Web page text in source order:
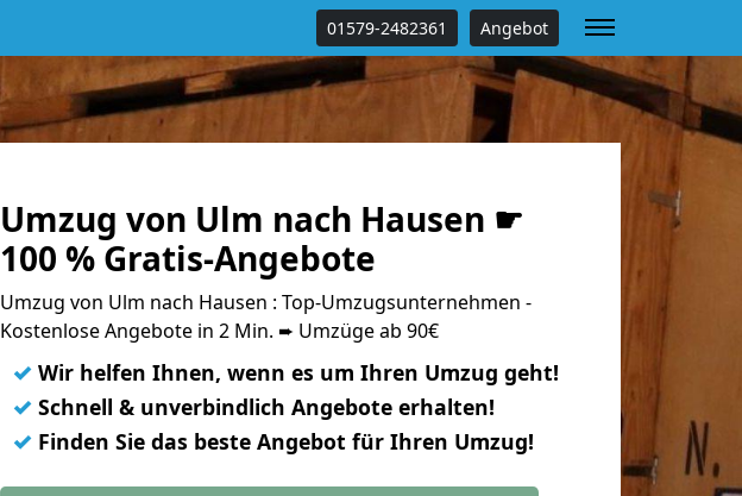
01579-2482361 Angebot
Umzug von Ulm nach Hausen ☛
100 % Gratis-Angebote
Umzug von Ulm nach Hausen : Top-Umzugsunternehmen -
Kostenlose Angebote in 2 Min. ➨ Umzüge ab 90€
✓ Wir helfen Ihnen, wenn es um Ihren Umzug geht!
✓ Schnell & unverbindlich Angebote erhalten!
✓ Finden Sie das beste Angebot für Ihren Umzug!